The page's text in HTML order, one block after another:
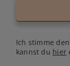
Ich stimme
kannst du hier